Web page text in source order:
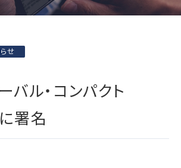
（グループ報）
料
ブラリー
様へ
性向
ジ
ス
紹介
と 競争優位性
ホットライン
ー
せ
バル・コンパクト
に署名